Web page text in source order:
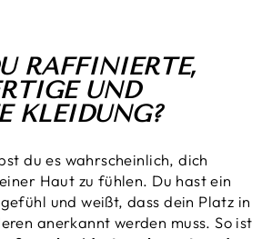
RAFFINIERTE,
UND
KLEIDUNG?
du es wahrscheinlich, dich
Haut zu fühlen. Du hast ein
und weißt, dass dein Platz in
anerkannt werden muss. So ist